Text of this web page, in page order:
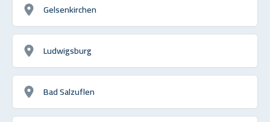
Gelsenkirchen
Ludwigsburg
Bad Salzuflen